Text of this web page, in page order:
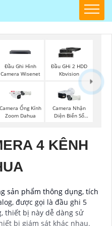
Đầu Ghi Hình
Camera Wisenet
Đầu GHi 2 HDD
Kbvision
Camera Ống Kính
Zoom Dahua
Camera Nhận
Diện Biển Số
4 KÊNH
sản phẩm thông dụng, tích
được gọi là đầu ghi 5
thiết bị này dễ dàng sử
bị giám sát khác nhau.